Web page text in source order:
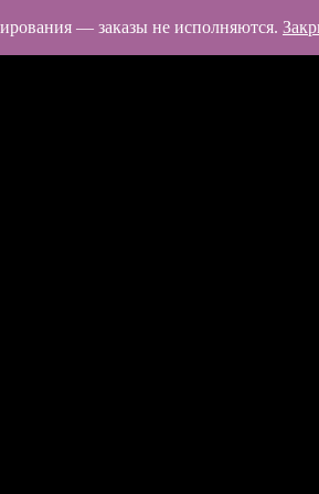
— заказы не исполняются.